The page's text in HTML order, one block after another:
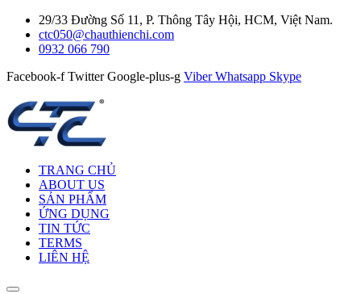
29/33 Đường Số 11, P. Thông Tây Hội, HCM, Việt Nam.
ctc050@chauthienchi.com
0932 066 790
Facebook-f Twitter Google-plus-g Viber Whatsapp Skype
TRANG CHỦ
ABOUT US
SẢN PHẨM
ỨNG DỤNG
TIN TỨC
TERMS
LIÊN HỆ